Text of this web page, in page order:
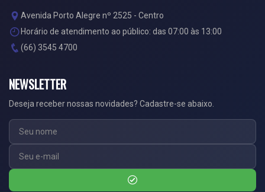
Avenida Porto Alegre nº 2525 - Centro
Horário de atendimento ao público: das 07:00 às 13:00
(66) 3545 4700
NEWSLETTER
Deseja receber nossas novidades? Cadastre-se abaixo.